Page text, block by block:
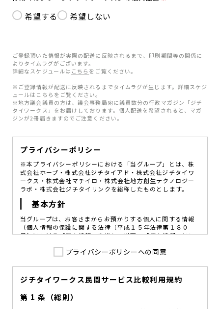
希望する 希望しない
ご登録頂いた情報が実際の配送に反映されるまで、印刷期間等の関係に
よりタイムラグがございます。
詳細なスケジュールは こちら をご覧ください。
※ご登録情報が配送に反映されるまでタイムラグが生じます。詳細スケジ
ュールはこちらをご覧ください。
※地方議会議員の方は、議会事務局宛に議員数分の行政マガジン「ジチ
タイワークス」をお届けしております。個人配送を希望されると、マガ
ジンが2冊届きますのでご注意ください。
プライバシーポリシー
※本プライバシーポリシーにおける「当グループ」とは、株
式会社ホープ・株式会社ジチタイアド・株式会社ジチタイワ
ークス・株式会社マチイロ・株式会社地方創生テクノロジー
ラボ・株式会社ジチタイリンクを総称したものとします。
基本方針
当グループは、お客さまからお預かりする個人に関する情報
（個人情報の保護に関する法律〔平成１５年法律第１８０
号〕における「個人情報」を指し、以下、「個人情報」とい
図ることが、重要な社会的責務であると考えております。
を定め、役員及び従業員に個人情報保護の重要性の認識と取
組みを徹底させることによって、個人情報の適切な取り扱い
に努めてまいります。
プライバシーポリシーへの同意
ジチタイワークス民間サービス比較利用規約
第 1 条（総則）